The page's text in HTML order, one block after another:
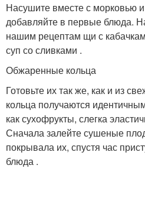
Насушите вместе с морковью
добавляйте в первые блюда.
нашим рецептам щи с
суп со сливками .
Обжаренные кольца
Готовьте их так же, как и из
кольца получаются
как сухофрукты, слегка
Сначала залейте сушеные
покрывала их, спустя час
блюда .